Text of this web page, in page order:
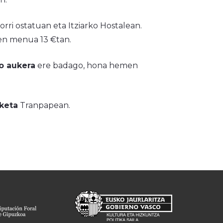
ostatuan eta Itziarko Hostalean.
menua 13 €tan.
aukera ere badago, hona hemen
Tranpapean.